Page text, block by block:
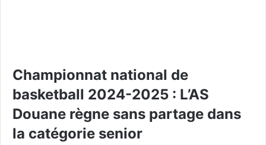
Championnat national de
basketball 2024-2025 : L’AS
Douane règne sans partage dans
la catégorie senior